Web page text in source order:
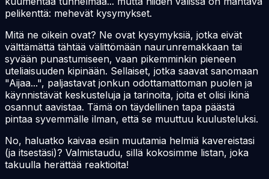
pelikenttä: mehevät kysymykset.
Mitä ne oikein ovat? Ne ovat kysymyksiä, jotka eivät
välttämättä tähtää välittömään naurunremakkaan tai
syvään punastumiseen, vaan pikemminkin pieneen
uteliaisuuden kipinään. Sellaiset, jotka saavat sanomaan
"Aijaa...", paljastavat jonkun odottamattoman puolen ja
käynnistävät keskusteluja ja tarinoita, joita et olisi ikinä
osannut aavistaa. Tämä on täydellinen tapa päästä
pintaa syvemmälle ilman, että se muuttuu kuulusteluksi.
No, haluatko kaivaa esiin muutamia helmiä kavereistasi
(ja itsestäsi)? Valmistaudu, sillä kokosimme listan, joka
takuulla herättää reaktioita!